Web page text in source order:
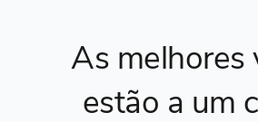
As melhores
estão a um